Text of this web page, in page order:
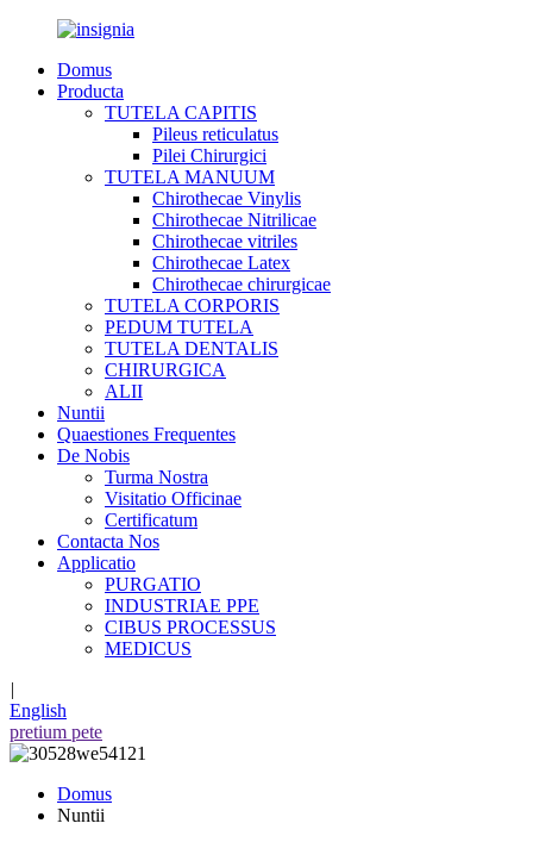
Domus
Producta
TUTELA CAPITIS
Pileus reticulatus
Pilei Chirurgici
TUTELA MANUUM
Chirothecae Vinylis
Chirothecae Nitrilicae
Chirothecae vitriles
Chirothecae Latex
Chirothecae chirurgicae
TUTELA CORPORIS
PEDUM TUTELA
TUTELA DENTALIS
CHIRURGICA
ALII
Nuntii
Quaestiones Frequentes
De Nobis
Turma Nostra
Visitatio Officinae
Certificatum
Contacta Nos
Applicatio
PURGATIO
INDUSTRIAE PPE
CIBUS PROCESSUS
MEDICUS
|
English
pretium pete
Domus
Nuntii